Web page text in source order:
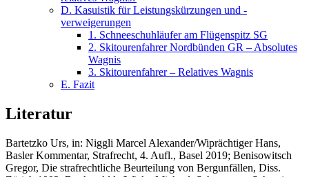
D. Kasuistik für Leistungskürzungen und -
verweigerungen
1. Schneeschuhläufer am Flügenspitz SG
2. Skitourenfahrer Nordbünden GR – Absolutes
Wagnis
3. Skitourenfahrer – Relatives Wagnis
E. Fazit
Literatur
Bartetzko Urs, in: Niggli Marcel Alexander/Wiprächtiger Hans,
Basler Kommentar, Strafrecht, 4. Aufl., Basel 2019; Benisowitsch
Gregor, Die strafrechtliche Beurteilung von Bergunfällen, Diss.